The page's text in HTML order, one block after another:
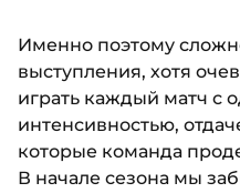
Именно поэтому
выступления, хотя
играть каждый матч с
интенсивностью,
которые команда
В начале сезона мы